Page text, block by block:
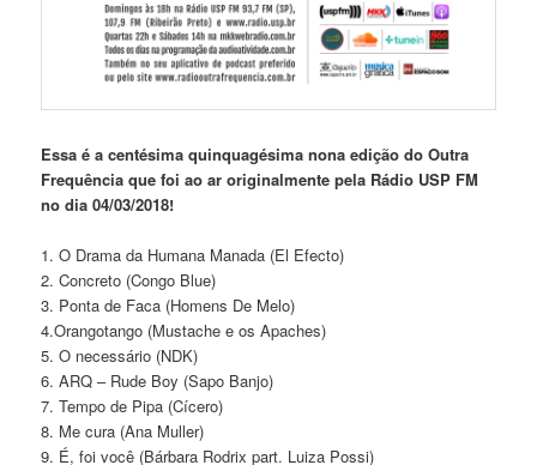
Essa é a centésima quinquagésima nona edição do Outra
Frequência que foi ao ar originalmente pela Rádio USP FM
no dia 04/03/2018!
1. O Drama da Humana Manada (El Efecto)
2. Concreto (Congo Blue)
3. Ponta de Faca (Homens De Melo)
4.Orangotango (Mustache e os Apaches)
5. O necessário (NDK)
6. ARQ – Rude Boy (Sapo Banjo)
7. Tempo de Pipa (Cícero)
8. Me cura (Ana Muller)
9. É, foi você (Bárbara Rodrix part. Luiza Possi)